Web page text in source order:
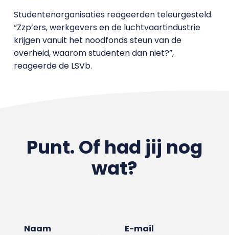
Studentenorganisaties reageerden teleurgesteld.
“Zzp’ers, werkgevers en de luchtvaartindustrie
krijgen vanuit het noodfonds steun van de
overheid, waarom studenten dan niet?”,
reageerde de LSVb.
Punt. Of had jij nog
wat?
Naam E-mail